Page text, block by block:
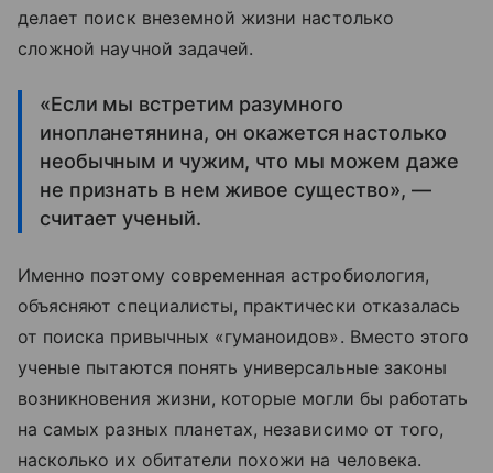
делает поиск внеземной жизни настолько
сложной научной задачей.
«Если мы встретим разумного
инопланетянина, он окажется настолько
необычным и чужим, что мы можем даже
не признать в нем живое существо», —
считает ученый.
Именно поэтому современная астробиология,
объясняют специалисты, практически отказалась
от поиска привычных «гуманоидов». Вместо этого
ученые пытаются понять универсальные законы
возникновения жизни, которые могли бы работать
на самых разных планетах, независимо от того,
насколько их обитатели похожи на человека.